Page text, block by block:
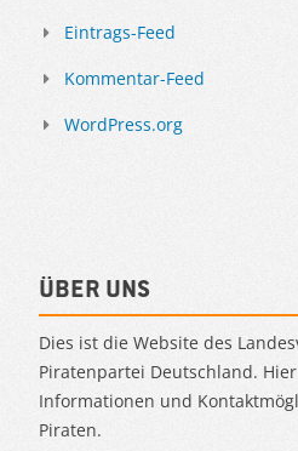
Eintrags-Feed
Kommentar-Feed
WordPress.org
Über uns
Dies ist die Website des
Piratenpartei Deutschland.
Informationen und
Piraten.